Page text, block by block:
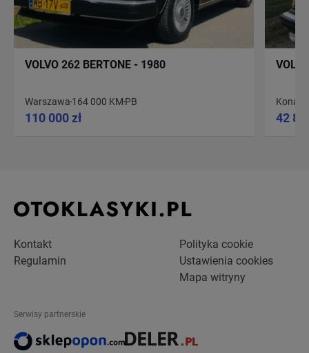
VOLVO 262 BERTONE - 1980
Warszawa 164 000 KM PB
110 000 zł 42
Kontakt
Regulamin
Polityka cookie
Ustawienia cookies
Mapa witryny
Serwisy partnerskie